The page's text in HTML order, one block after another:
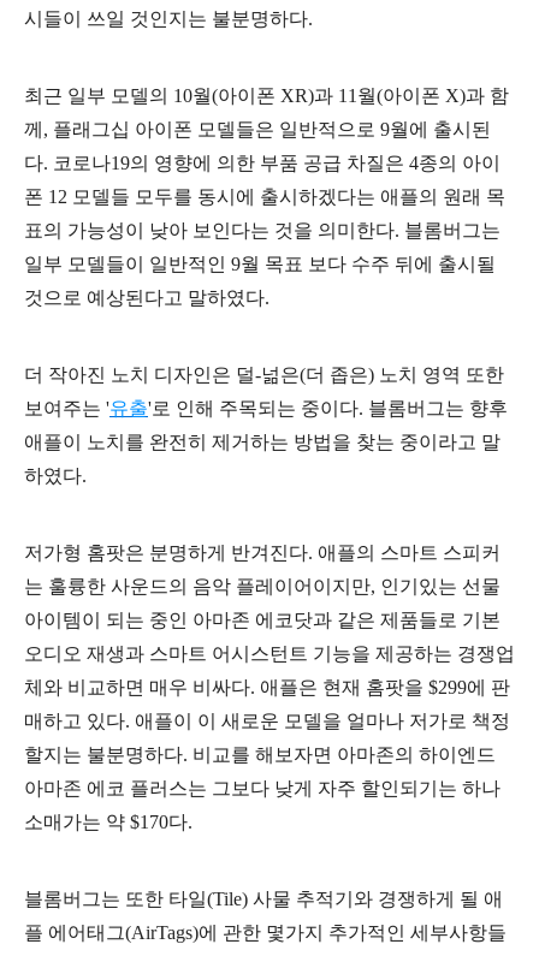
시들이 쓰일 것인지는 불분명하다.
최근 일부 모델의 10월(아이폰 XR)과 11월(아이폰 X)과 함
께, 플래그십 아이폰 모델들은 일반적으로 9월에 출시된
다. 코로나19의 영향에 의한 부품 공급 차질은 4종의 아이
폰 12 모델들 모두를 동시에 출시하겠다는 애플의 원래 목
표의 가능성이 낮아 보인다는 것을 의미한다. 블롬버그는
일부 모델들이 일반적인 9월 목표 보다 수주 뒤에 출시될
것으로 예상된다고 말하였다.
더 작아진 노치 디자인은 덜-넒은(더 좁은) 노치 영역 또한
보여주는 '유출'로 인해 주목되는 중이다. 블롬버그는 향후
애플이 노치를 완전히 제거하는 방법을 찾는 중이라고 말
하였다.
저가형 홈팟은 분명하게 반겨진다. 애플의 스마트 스피커
는 훌륭한 사운드의 음악 플레이어이지만, 인기있는 선물
아이템이 되는 중인 아마존 에코닷과 같은 제품들로 기본
오디오 재생과 스마트 어시스턴트 기능을 제공하는 경쟁업
체와 비교하면 매우 비싸다. 애플은 현재 홈팟을 $299에 판
매하고 있다. 애플이 이 새로운 모델을 얼마나 저가로 책정
할지는 불분명하다. 비교를 해보자면 아마존의 하이엔드
아마존 에코 플러스는 그보다 낮게 자주 할인되기는 하나
소매가는 약 $170다.
블롬버그는 또한 타일(Tile) 사물 추적기와 경쟁하게 될 애
플 에어태그(AirTags)에 관한 몇가지 추가적인 세부사항들